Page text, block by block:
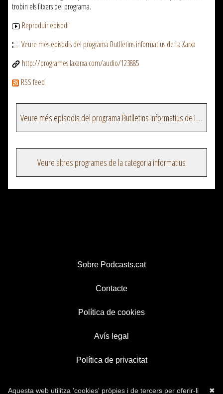
trobin els fitxers del programa.
Reproduir episodi
Veure més episodis del programa Butlletins informatius de La Xarxa
http://programes.laxarxa.com/audio/123885
RSS feed
Veure més episodis del programa Butlletins informatius de La Xarxa
Veure altres programes de la categoria informatius
Sobre Podcasts.cat
Contacte
Política de cookies
Avís legal
Política de privacitat
✖
Aquesta web utilitza 'cookies' pròpies i de tercers per oferir-li